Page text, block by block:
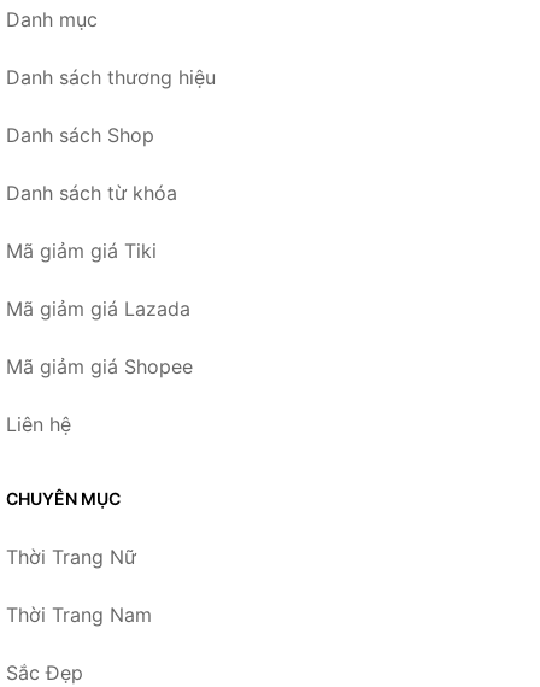
Danh mục
Danh sách thương hiệu
Danh sách Shop
Danh sách từ khóa
Mã giảm giá Tiki
Mã giảm giá Lazada
Mã giảm giá Shopee
Liên hệ
CHUYÊN MỤC
Thời Trang Nữ
Thời Trang Nam
Sắc Đẹp